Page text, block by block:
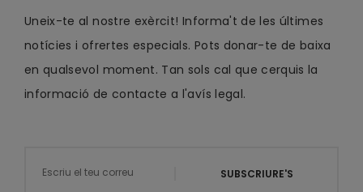
Uneix-te al nostre exèrcit! Informa't de les últimes
notícies i ofrertes especials. Pots donar-te de baixa
en qualsevol moment. Tan sols cal que cerquis la
informació de contacte a l'avís legal.
SUBSCRIURE'S